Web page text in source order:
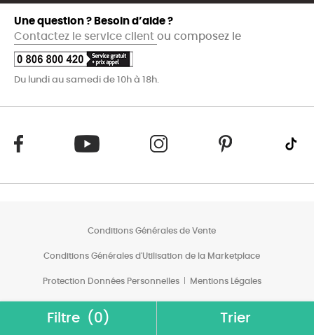
Filtre (0) Trier
Une question ? Besoin d’aide ?
Contactez le service client ou composez le
Du lundi au samedi de 10h à 18h.
Conditions Générales de Vente
Conditions Générales d'Utilisation de la Marketplace
Protection Données Personnelles Mentions Légales